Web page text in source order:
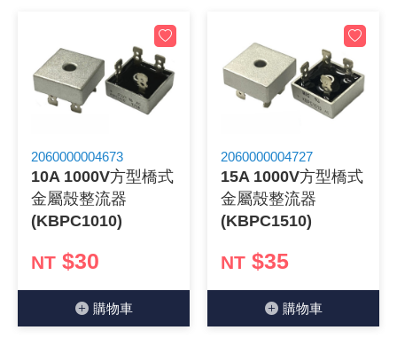
2060000004673
10A 1000V方型橋式
金屬殼整流器
(KBPC1010)
NT $30
購物⾞
2060000004727
15A 1000V方型橋式
金屬殼整流器
(KBPC1510)
NT $35
購物⾞